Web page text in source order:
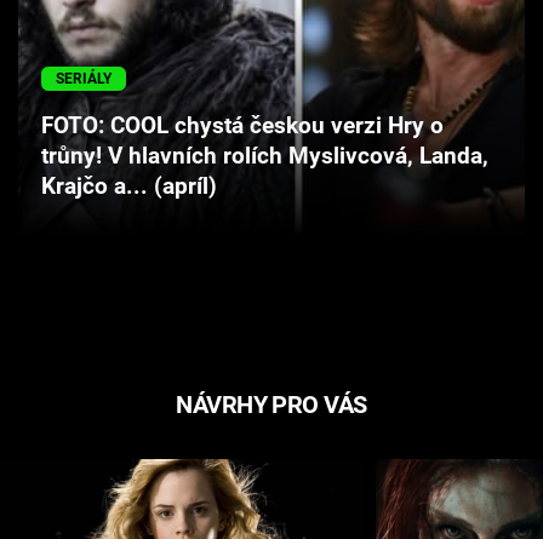
Hry
Cool Esport
Pořady
SERIÁLY
FOTO: COOL chystá českou verzi Hry o
trůny! V hlavních rolích Myslivcová, Landa,
Krajčo a... (apríl)
NÁVRHY PRO VÁS